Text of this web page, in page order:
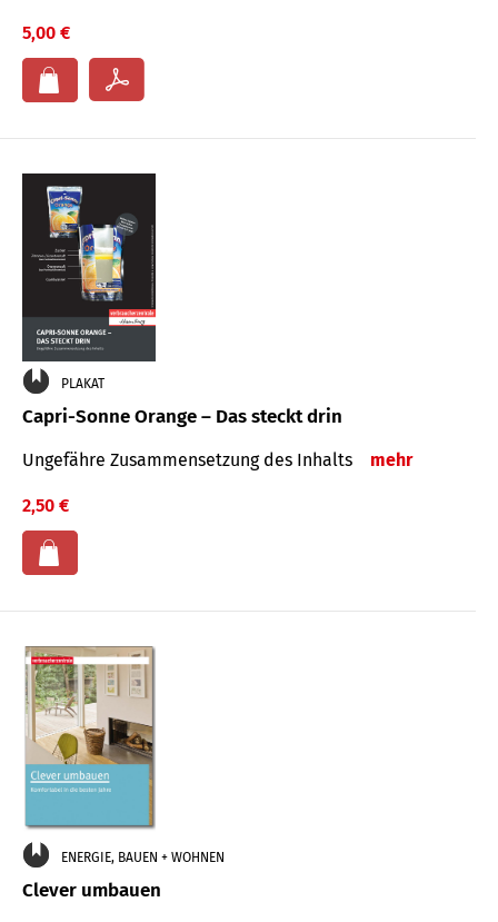
5,00 €
PLAKAT
Capri-Sonne Orange – Das steckt drin
Ungefähre Zu­sammen­setzung des Inhalts mehr
2,50 €
ENERGIE, BAUEN + WOHNEN
Clever umbauen